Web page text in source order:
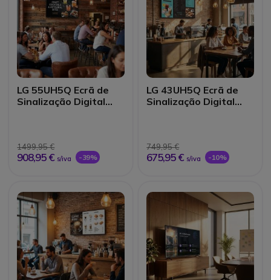
LG 55UH5Q Ecrã de
Sinalização Digital
1499,95 €
908,95 € s/iva -39%
LG 43UH5Q Ecrã de
Sinalização Digital
749,95 €
675,95 € s/iva -10%